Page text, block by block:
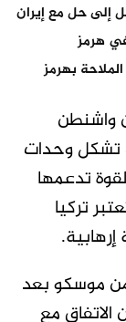
إلى حل مع إيران
هرمز
بهرمز
واشنطن
تشكل وحدات
تدعمها
تركيا
موسكو بعد
الاتفاق مع